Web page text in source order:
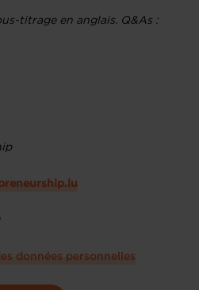
titrage en anglais. Q&As :
données personnelles